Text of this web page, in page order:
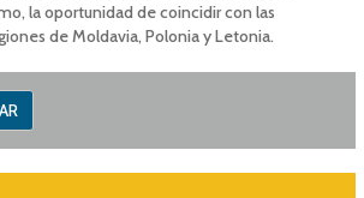
la oportunidad de coincidir con las
de Moldavia, Polonia y Letonia.